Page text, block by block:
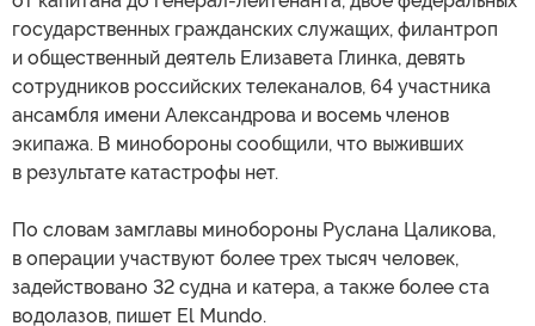
государственных гражданских служащих, филантроп
и общественный деятель Елизавета Глинка, девять
сотрудников российских телеканалов, 64 участника
ансамбля имени Александрова и восемь членов
экипажа. В минобороны сообщили, что выживших
в результате катастрофы нет.
По словам замглавы минобороны Руслана Цаликова,
в операции участвуют более трех тысяч человек,
задействовано 32 судна и катера, а также более ста
водолазов, пишет El Mundo.